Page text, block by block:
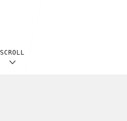
SCROLL